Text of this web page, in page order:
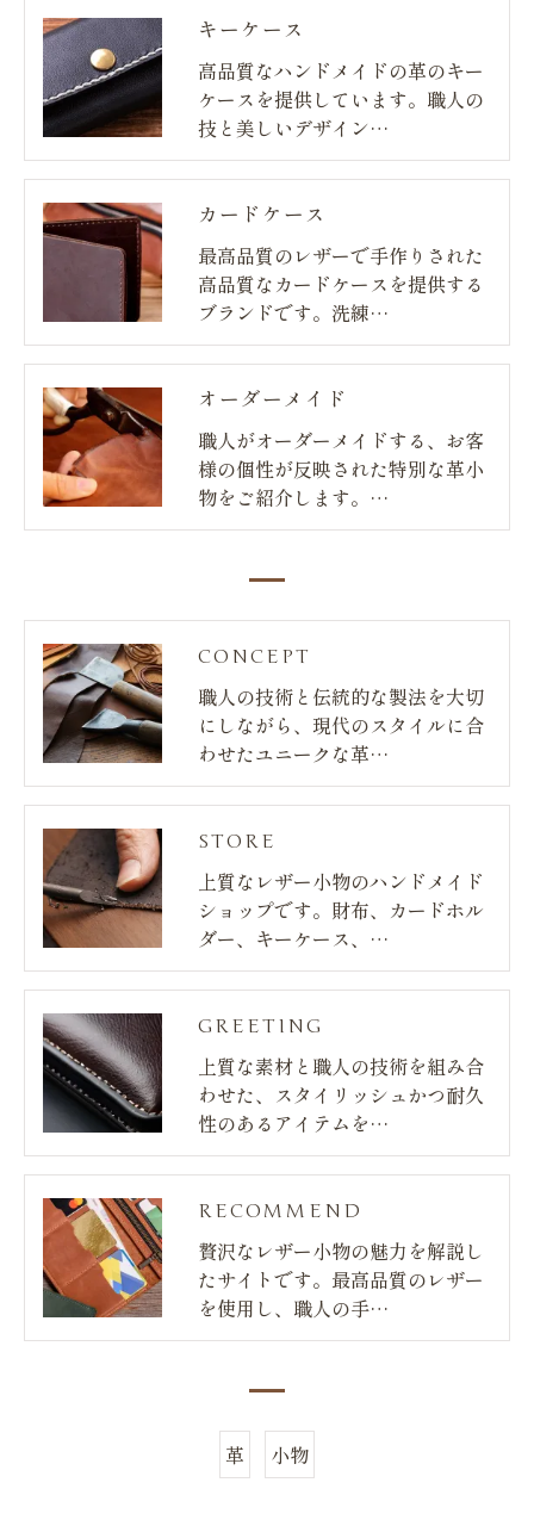
キーケース
高品質なハンドメイドの革のキー
ケースを提供しています。職人の
技と美しいデザイン…
カードケース
最高品質のレザーで手作りされた
高品質なカードケースを提供する
ブランドです。洗練…
オーダーメイド
職人がオーダーメイドする、お客
様の個性が反映された特別な革小
物をご紹介します。…
CONCEPT
職人の技術と伝統的な製法を大切
にしながら、現代のスタイルに合
わせたユニークな革…
STORE
上質なレザー小物のハンドメイド
ショップです。財布、カードホル
ダー、キーケース、…
GREETING
上質な素材と職人の技術を組み合
わせた、スタイリッシュかつ耐久
性のあるアイテムを…
RECOMMEND
贅沢なレザー小物の魅力を解説し
たサイトです。最高品質のレザー
を使用し、職人の手…
革 小物